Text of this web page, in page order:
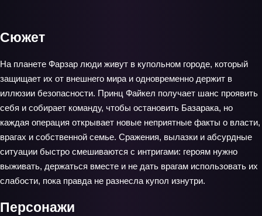
Сюжет
На планете Фарзар люди живут в купольном городе, который
защищает их от внешнего мира и одновременно держит в
иллюзии безопасности. Принц Файкел получает шанс проявить
себя и собирает команду, чтобы остановить Базарака, но
каждая операция открывает новые неприятные факты о власти,
врагах и собственной семье. Сражения, вылазки и абсурдные
ситуации быстро смешиваются с интригами: героям нужно
выживать, держаться вместе и не дать врагам использовать их
слабости, пока правда не разнесла купол изнутри.
Персонажи